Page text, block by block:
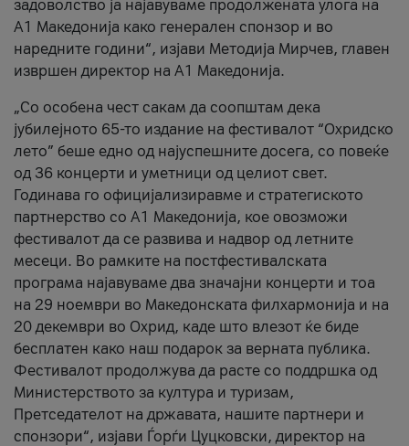
задоволство ја најавуваме продолжената улога на
A1 Македонија како генерален спонзор и во
наредните години“, изјави Методија Мирчев, главен
извршен директор на A1 Македонија.
„Со особена чест сакам да соопштам дека
јубилејното 65-то издание на фестивалот “Охридско
лето” беше едно од најуспешните досега, со повеќе
од 36 концерти и уметници од целиот свет.
Годинава го официјализиравме и стратегиското
партнерство со А1 Македонија, кое овозможи
фестивалот да се развива и надвор од летните
месеци. Во рамките на постфестивалската
програма најавуваме два значајни концерти и тоа
на 29 ноември во Македонската филхармонија и на
20 декември во Охрид, каде што влезот ќе биде
бесплатен како наш подарок за верната публика.
Фестивалот продолжува да расте со поддршка од
Министерството за култура и туризам,
Претседателот на државата, нашите партнери и
спонзори“, изјави Ѓорѓи Цуцковски, директор на